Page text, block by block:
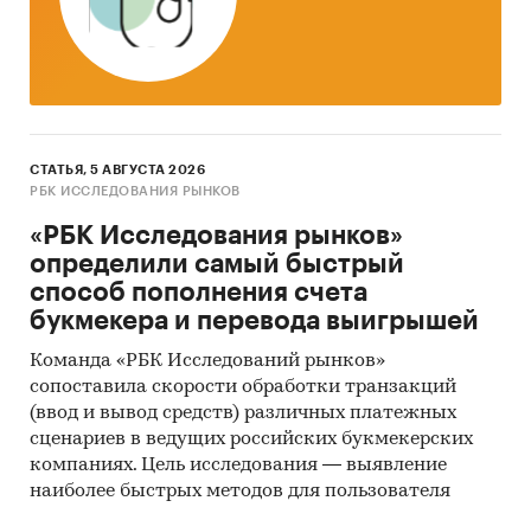
ассортимент товаров, высокий уровень
обслуживающего персонала и поваров,
оформителей, реализацию соответствующих
Цена - При формировании цены на продукты
пиццерии ориентиром будут служить цены
конкурентов аналогичного формата, а также
будут учитываться предпочтения
среднестатистических посетителей пиццерии
и объём затрат компании.
Сбыт
- Создаваемые в рамках проекта услуги
планируется реализовывать посредством
прямыхканалов товародвижения.
Продвижение- Будет осуществляться как
посредством средств печатной рекламы,
аудиорекламы и создания сайта-визитки, так и
СТАТЬЯ, 5 АВГУСТА 2026
РБК ИССЛЕДОВАНИЯ РЫНКОВ
«РБК Исследования рынков»
определили самый быстрый
способ пополнения счета
букмекера и перевода выигрышей
Команда «РБК Исследований рынков»
сопоставила скорости обработки транзакций
(ввод и вывод средств) различных платежных
сценариев в ведущих российских букмекерских
компаниях. Цель исследования — выявление
наиболее быстрых методов для пользователя